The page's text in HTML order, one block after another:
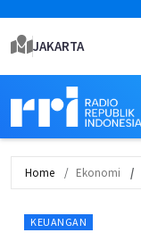
JAKARTA
Home Ekonomi
KEUANGAN